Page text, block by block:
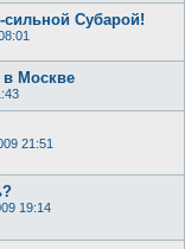
сильной Субарой!
Москве
21:51
19:14